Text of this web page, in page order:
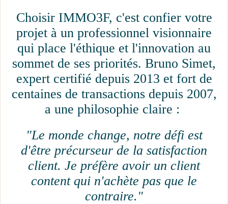
Choisir IMMO3F, c'est confier votre
projet à un professionnel visionnaire
qui place l'éthique et l'innovation au
sommet de ses priorités. Bruno Simet,
expert certifié depuis 2013 et fort de
centaines de transactions depuis 2007,
a une philosophie claire :
"Le monde change, notre défi est
d'être précurseur de la satisfaction
client. Je préfère avoir un client
content qui n'achète pas que le
contraire."